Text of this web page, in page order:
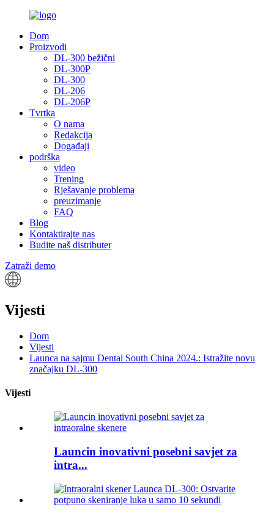
Dom
Proizvodi
DL-300 bežični
DL-300P
DL-300
DL-206
DL-206P
Tvrtka
O nama
Redakcija
Događaji
podrška
video
Trening
Rješavanje problema
preuzimanje
FAQ
Blog
Kontaktirajte nas
Budite naš distributer
Zatraži demo
Vijesti
Dom
Vijesti
Launca na sajmu Dental South China 2024.: Istražite novu
značajku DL-300
Vijesti
Launcin inovativni posebni savjet za
intra...